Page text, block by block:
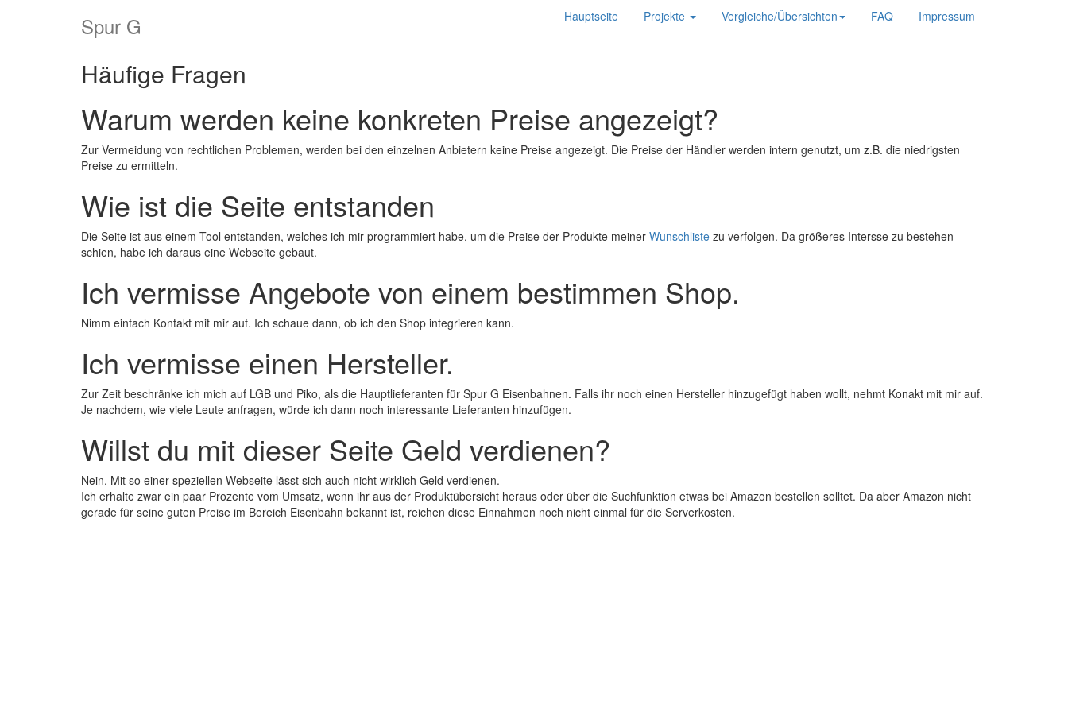
Hauptseite Projekte Vergleiche/Übersichten FAQ Impressum
Spur G
Häufige Fragen
Warum werden keine konkreten Preise angezeigt?
Zur Vermeidung von rechtlichen Problemen, werden bei den einzelnen Anbietern keine Preise angezeigt. Die Preise der Händler werden intern genutzt, um z.B. die niedrigsten
Preise zu ermitteln.
Wie ist die Seite entstanden
Die Seite ist aus einem Tool entstanden, welches ich mir programmiert habe, um die Preise der Produkte meiner Wunschliste zu verfolgen. Da größeres Intersse zu bestehen
schien, habe ich daraus eine Webseite gebaut.
Ich vermisse Angebote von einem bestimmen Shop.
Nimm einfach Kontakt mit mir auf. Ich schaue dann, ob ich den Shop integrieren kann.
Ich vermisse einen Hersteller.
Zur Zeit beschränke ich mich auf LGB und Piko, als die Hauptlieferanten für Spur G Eisenbahnen. Falls ihr noch einen Hersteller hinzugefügt haben wollt, nehmt Konakt mit mir auf.
Je nachdem, wie viele Leute anfragen, würde ich dann noch interessante Lieferanten hinzufügen.
Willst du mit dieser Seite Geld verdienen?
Nein. Mit so einer speziellen Webseite lässt sich auch nicht wirklich Geld verdienen.
Ich erhalte zwar ein paar Prozente vom Umsatz, wenn ihr aus der Produktübersicht heraus oder über die Suchfunktion etwas bei Amazon bestellen solltet. Da aber Amazon nicht
gerade für seine guten Preise im Bereich Eisenbahn bekannt ist, reichen diese Einnahmen noch nicht einmal für die Serverkosten.